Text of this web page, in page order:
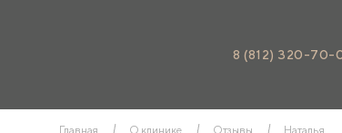
8 (812) 320-70-
Главная О клинике Отзывы Наталья